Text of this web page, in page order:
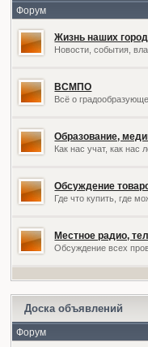
Форум
Жизнь наших
Новости, события,
ВСМПО
Всё о
Образование,
Как нас учат, как нас
Обсуждение
Где что купить, где
Местное радио,
Обсуждение всех
Доска объявлений
Форум